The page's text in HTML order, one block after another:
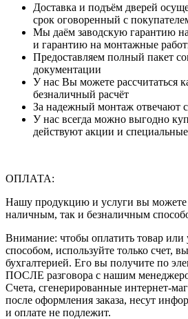
Доставка и подъём дверей
срок оговоренный с
Мы даём заводскую гарантию
и гарантию на монтажные
Предоставляем полный пакет
документации
У нас Вы можете рассчитаться
безналичный расчёт
За надежный монтаж отвечают
У нас всегда можно выгодно
действуют акции и
ОПЛАТА:
Нашу продукцию и услуги вы можете
наличным, так и безналичным
Внимание: чтобы оплатить товар или
способом, используйте только счет,
бухгалтерией. Его вы получите по
ПОСЛЕ разговора с нашим
Счета, сгенерированные интернет-
после оформления заказа, несут
и оплате не подлежит.